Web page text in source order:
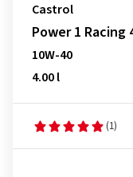
Castrol
Power 1 Racing
10W-40
4.00 l
(1)